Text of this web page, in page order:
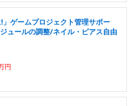
!」ゲームプロジェクト管理サポー
ュールの調整/ネイル・ピアス自由
円